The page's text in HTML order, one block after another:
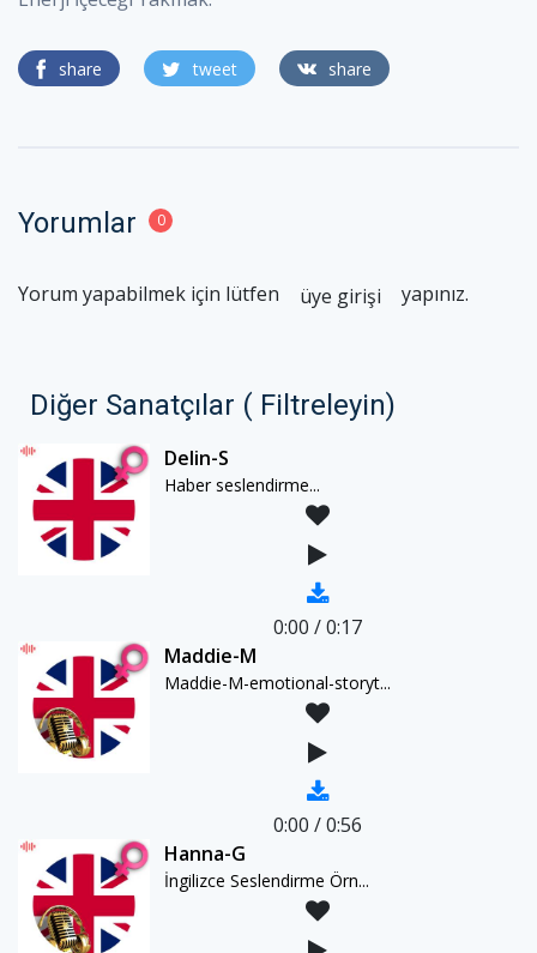
share tweet share
Yorumlar 0
Yorum yapabilmek için lütfen üye girişi yapınız.
Diğer Sanatçılar ( Filtreleyin)
Delin-S
Haber seslendirme...
0:00 /0:17
Maddie-M
Maddie-M-emotional-storyt...
0:00 /0:56
Hanna-G
İngilizce Seslendirme Örn...